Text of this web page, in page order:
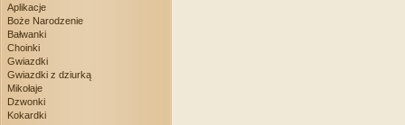
Aplikacje
Boże Narodzenie
Bałwanki
Choinki
Gwiazdki
Gwiazdki z dziurką
Mikołaje
Dzwonki
Kokardki